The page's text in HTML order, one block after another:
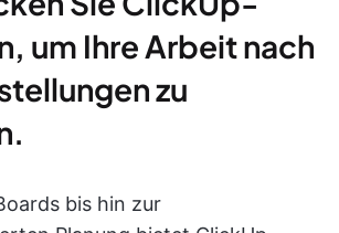
um Ihre Arbeit nach
zu
bis hin zur